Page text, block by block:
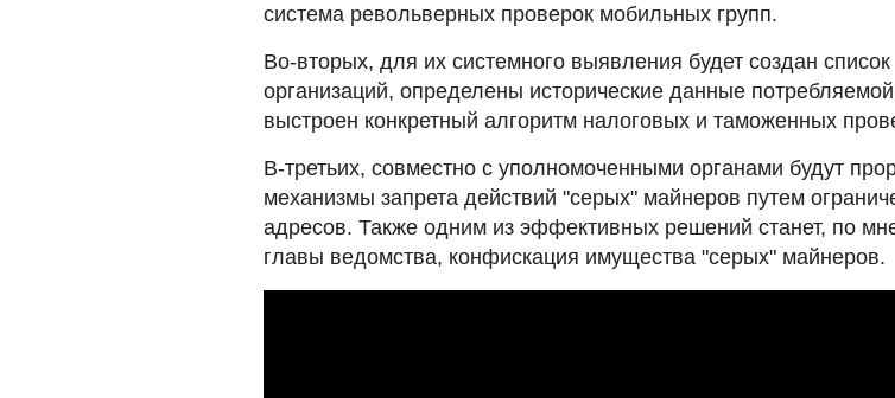
система револьверных проверок мобильных групп.
Во-вторых, для их системного выявления будет создан список
организаций, определены исторические данные
выстроен конкретный алгоритм налоговых и таможенных
В-третьих, совместно с уполномоченными органами будут
механизмы запрета действий "серых" майнеров путем
адресов. Также одним из эффективных решений станет, по
главы ведомства, конфискация имущества "серых" майнеров.